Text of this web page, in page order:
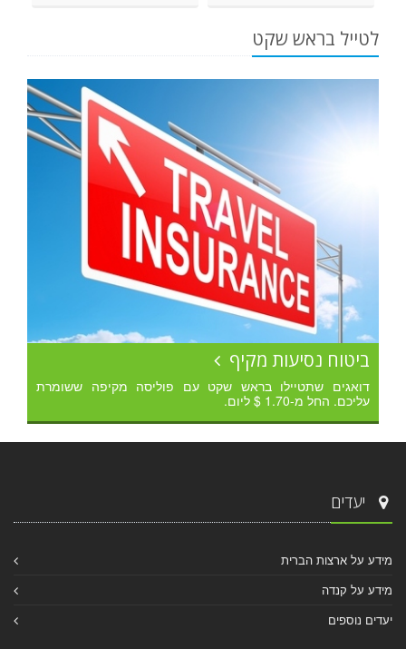
לטייל בראש שקט
ביטוח נסיעות מקיף
דואגים שתטיילו בראש שקט עם פוליסה מקיפה ששומרת
עליכם. החל מ-1.70 $ ליום.
יעדים
מידע על ארצות הברית
מידע על קנדה
יעדים נוספים